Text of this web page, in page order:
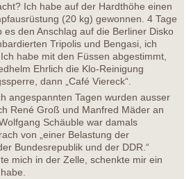
Ich habe auf der Hardthöhe einen
(20 kg) gewonnen. 4 Tage
es den Anschlag auf die Berliner Disko
Tripolis und Bengasi, ich
habe mit den Füssen abgestimmt,
Ehrlich die Klo-Reinigung
dann „Café Viereck“.
angespannten Tagen wurden ausser
René Groß und Manfred Mäder an
Schäuble war damals
von „einer Belastung der
Bundesrepublik und der DDR.“
mich in der Zelle, schenkte mir ein